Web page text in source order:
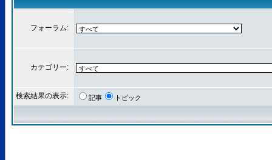
フォーラム:
カテゴリー:
検索結果の表示: 記事 トピック